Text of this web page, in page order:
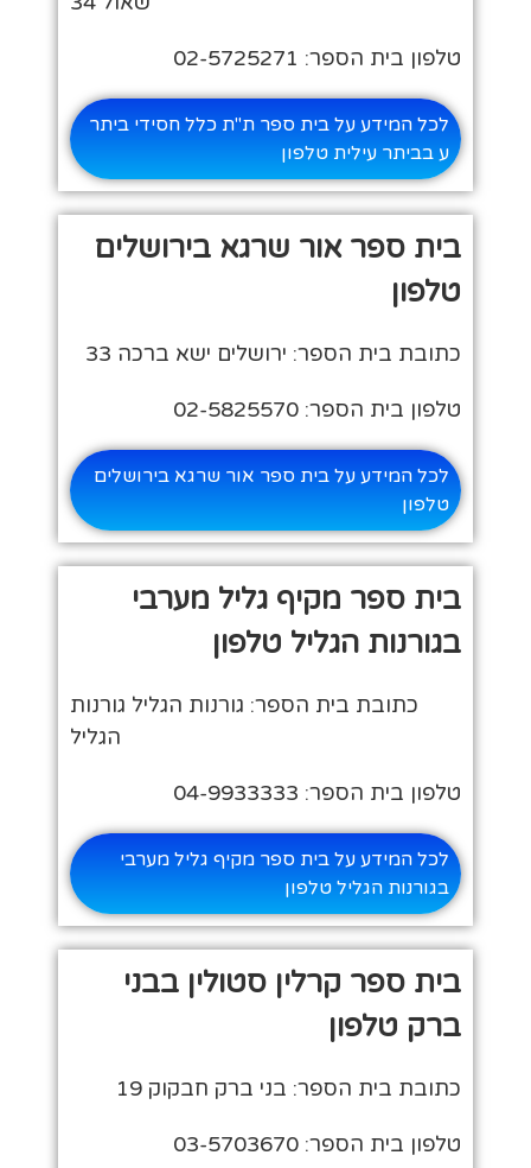
טלפון בית הספר: 02-5725271
לכל המידע על בית ספר ת"ת כלל חסידי ביתר
ע בביתר עילית טלפון
בית ספר אור שרגא בירושלים
טלפון
כתובת בית הספר: ירושלים ישא ברכה 33
טלפון בית הספר: 02-5825570
לכל המידע על בית ספר אור שרגא בירושלים
טלפון
בית ספר מקיף גליל מערבי
בגורנות הגליל טלפון
כתובת בית הספר: גורנות הגליל גורנות
הגליל
טלפון בית הספר: 04-9933333
לכל המידע על בית ספר מקיף גליל מערבי
בגורנות הגליל טלפון
בית ספר קרלין סטולין בבני
ברק טלפון
כתובת בית הספר: בני ברק חבקוק 19
טלפון בית הספר: 03-5703670